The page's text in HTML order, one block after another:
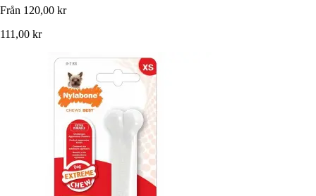
Från 120,00 kr
111,00 kr